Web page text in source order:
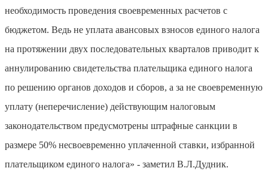
необходимость проведения своевременных расчетов с
бюджетом. Ведь не уплата авансовых взносов единого налога
на протяжении двух последовательных кварталов приводит к
аннулированию свидетельства плательщика единого налога
по решению органов доходов и сборов, а за не своевременную
уплату (неперечисление) действующим налоговым
законодательством предусмотрены штрафные санкции в
размере 50% несвоевременно уплаченной ставки, избранной
плательщиком единого налога» - заметил В.Л.Дудник.